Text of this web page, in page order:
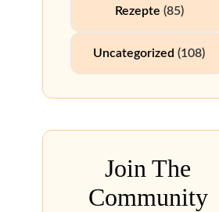
Rezepte (85)
Uncategorized (108)
Join The
Community